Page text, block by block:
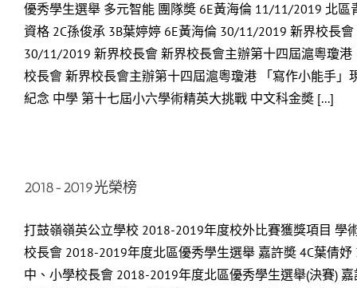
優秀學生選舉 多元智能 團隊奬 6E黃海倫 11/11/2019 北
資格 2C孫俊承 3B葉婷婷 6E黃海倫 30/11/2019 新界校長
30/11/2019 新界校長會 新界校長會主辦第十四屆滬粵瓊
校長會 新界校長會主辦第十四屆滬粵瓊港 「寫作小能手
紀念 中學 第十七屆小六學術精英大挑戰 中文科金奬 [...]
2018-2019光榮榜
打鼓嶺嶺英公立學校 2018-2019年度校外比賽獲獎項目
校長會 2018-2019年度北區優秀學生選舉 嘉許奬 4C葉倩
中、小學校長會 2018-2019年度北區優秀學生選舉(決賽)